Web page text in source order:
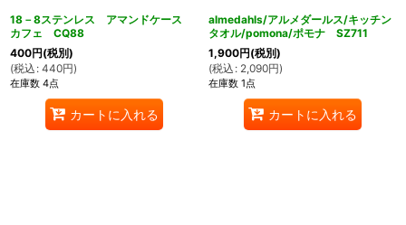
18－8ステンレス アマンドケース
カフェ CQ88
400円(税別)
(税込 : 440円)
在庫数 4点
カートに入れる
almedahls/アルメダールス/キッチン
タオル/pomona/ポモナ SZ711
1,900円(税別)
(税込 : 2,090円)
在庫数 1点
カートに入れる